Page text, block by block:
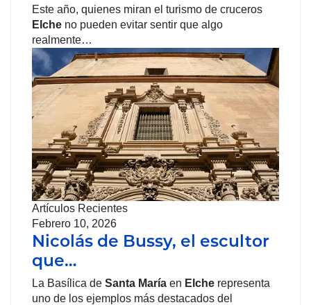
Este año, quienes miran el turismo de cruceros
Elche no pueden evitar sentir que algo
realmente…
Artículos Recientes
Febrero 10, 2026
Nicolás de Bussy, el escultor
que…
La Basílica de Santa María en Elche representa
uno de los ejemplos más destacados del